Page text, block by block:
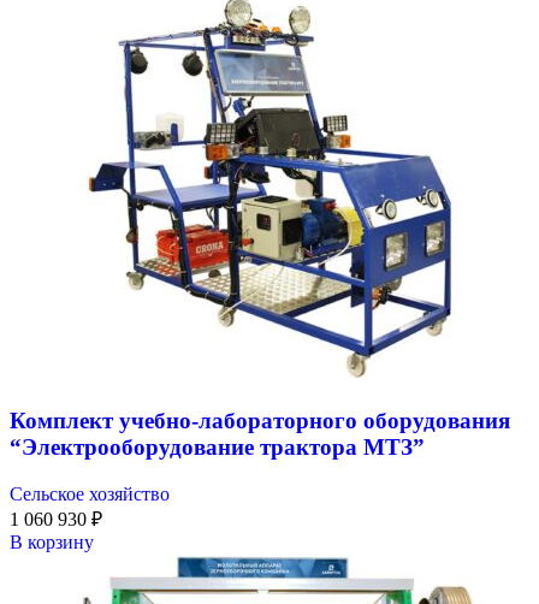
Комплект учебно-лабораторного оборудования
“Электрооборудование трактора МТЗ”
Сельское хозяйство
1 060 930 ₽
В корзину